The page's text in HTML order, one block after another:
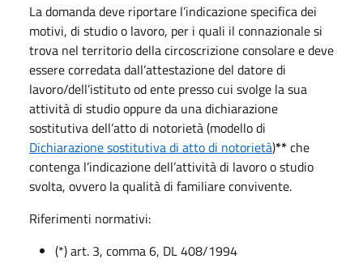
La domanda deve riportare l’indicazione specifica dei
motivi, di studio o lavoro, per i quali il connazionale si
trova nel territorio della circoscrizione consolare e deve
essere corredata dall’attestazione del datore di
lavoro/dell’istituto od ente presso cui svolge la sua
attività di studio oppure da una dichiarazione
sostitutiva dell’atto di notorietà (modello di
Dichiarazione sostitutiva di atto di notorietà)**che
contenga l’indicazione dell’attività di lavoro o studio
svolta, ovvero la qualità di familiare convivente.
Riferimenti normativi:
(*) art. 3, comma 6, DL 408/1994